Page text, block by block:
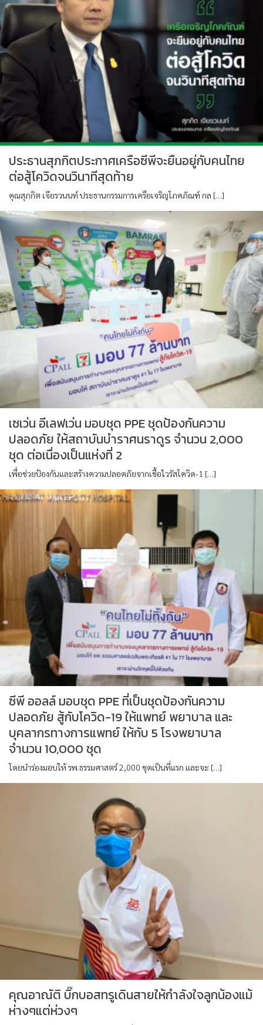
ประธานสุภกิตประกาศเครือซีพีจะยืนอยู่กับคนไทย
ต่อสู้โควิดจนวินาทีสุดท้าย
คุณสุภกิต เจียรวนนท์ ประธานกรรมการเครือเจริญโภคภัณฑ์ กล […]
เซเว่น อีเลฟเว่น มอบชุด PPE ชุดป้องกันความ
ปลอดภัย ให้สถาบันบำราศนราดูร จำนวน 2,000
ชุด ต่อเนื่องเป็นแห่งที่ 2
เพื่อช่วยป้องกันและสร้างความปลอดภัยจากเชื้อไวรัสโควิด-1 […]
ซีพี ออลล์ มอบชุด PPE ที่เป็นชุดป้องกันความ
ปลอดภัย สู้กับโควิด-19 ให้แพทย์ พยาบาล และ
บุคลากรทางการแพทย์ ให้กับ 5 โรงพยาบาล
จำนวน 10,000 ชุด
โดยนำร่องมอบให้ รพ.ธรรมศาสตร์ 2,000 ชุดเป็นที่แรก และจะ […]
คุณอาณัติ บิ๊กบอสทรูเดินสายให้กำลังใจลูกน้องแม้
ห่างๆแต่ห่วงๆ